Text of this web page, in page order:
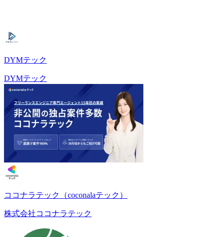
DYMテック
DYMテック
ココナラテック（coconalaテック）
株式会社ココナラテック